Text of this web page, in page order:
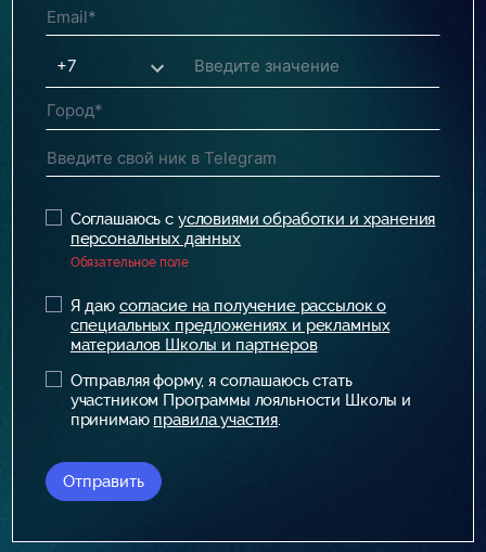
Соглашаюсь с условиями обработки и хранения
персональных данных
Обязательное поле
Я даю согласие на получение рассылок о
специальных предложениях и рекламных
материалов Школы и партнеров
Отправляя форму, я соглашаюсь стать
участником Программы лояльности Школы и
принимаю правила участия.
Отправить